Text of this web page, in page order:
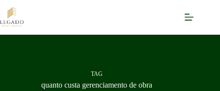
para
o
TAG
quanto custa gerenciamento de obra